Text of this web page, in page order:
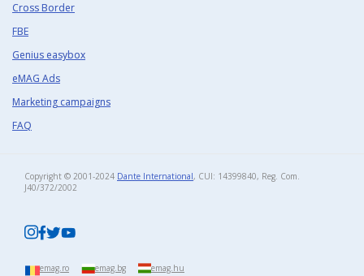
Cross Border
FBE
Genius easybox
eMAG Ads
Marketing campaigns
FAQ
Copyright © 2001-2024 Dante International, CUI: 14399840, Reg. Com.
J40/372/2002​
emag.ro emag.bg emag.hu